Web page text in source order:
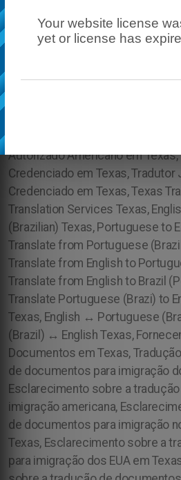
Your website license
yet or license has